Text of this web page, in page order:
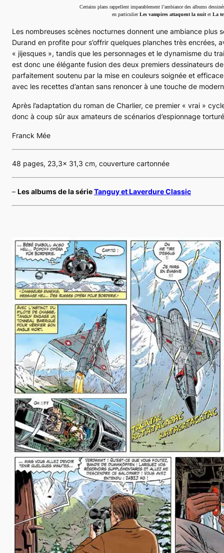
Certains plans rappellent imparablement l’ambiance des albums
en particulierLes vampires attaquent la nuitet La
Les nombreuses scènes nocturnes donnent une ambiance plus
Durand en profite pour s’offrir quelques planches très encrées,
« jijesques », tandis que les personnages et le dynamisme du
est donc une élégante fusion des deux premiers dessinateurs
parfaitement soutenu par la mise en couleurs soignée et
avec les recettes d’antan sans renoncer à une touche de
Après l’adaptation du roman de Charlier, ce premier « vrai »
donc à coup sûr aux amateurs de scénarios d’espionnage
Franck Mée
48 pages, 23,3x 31,3 cm, couverture cartonnée
– Les albums de la sérieTanguy et Laverdure Classic